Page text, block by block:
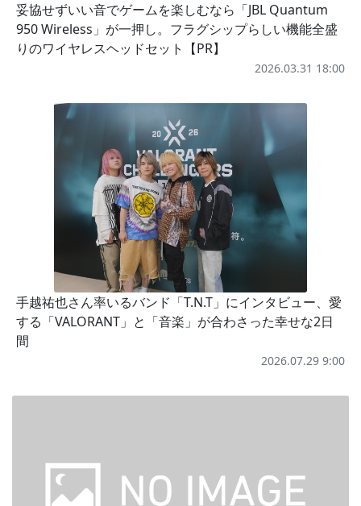
妥協せずいい音でゲームを楽しむなら「JBL Quantum
950 Wireless」が一押し。フラグシップらしい機能全盛
りのワイヤレスヘッドセット【PR】
2026.03.31 18:00
手越祐也さん率いるバンド「T.N.T」にインタビュー、愛
する「VALORANT」と「音楽」が合わさった幸せな2日
間
2026.07.29 9:00